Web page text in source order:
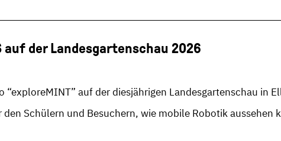
auf der Landesgartenschau 2026
“exploreMINT” auf der diesjährigen Landesgartenschau in
den Schülern und Besuchern, wie mobile Robotik